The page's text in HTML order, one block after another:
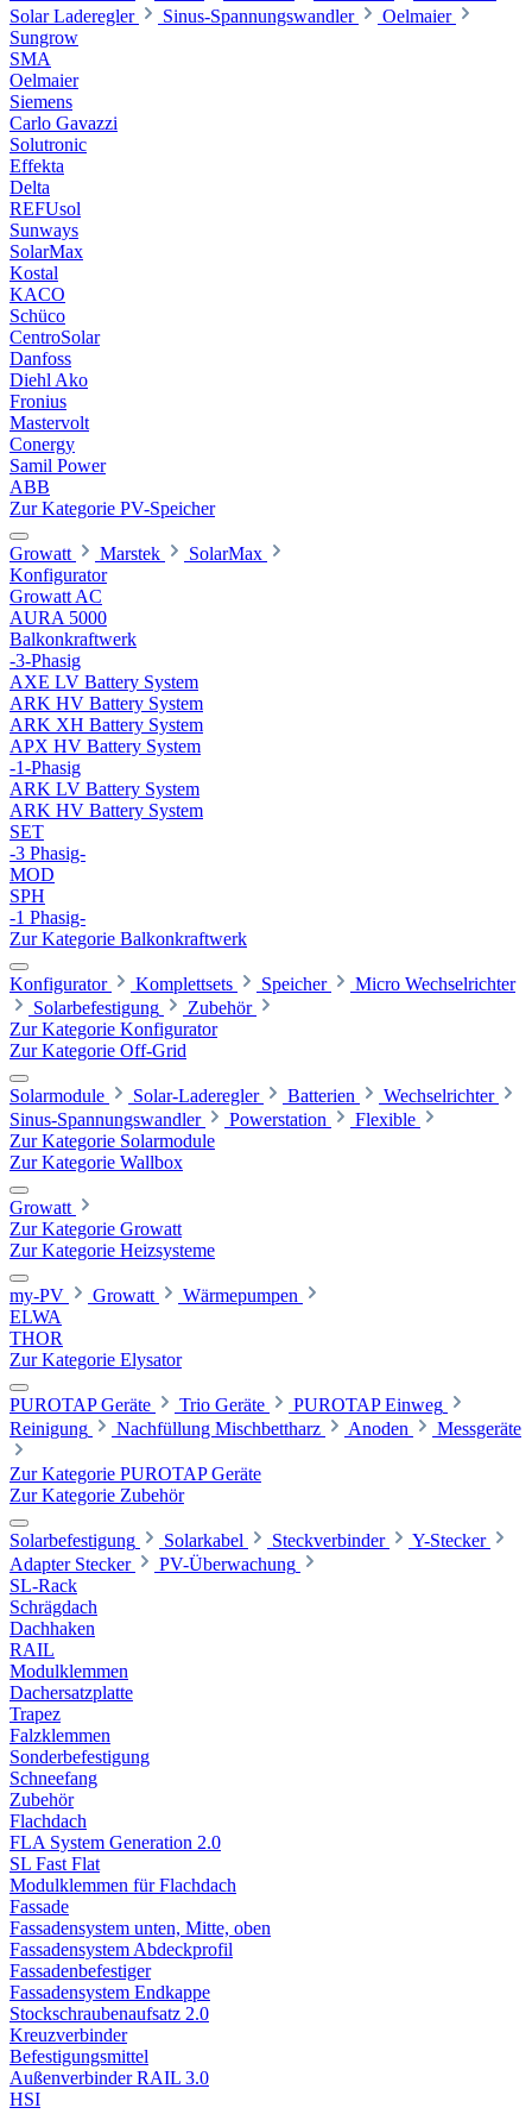
Solar Laderegler
Sinus-Spannungswandler
Oelmaier
Sungrow
SMA
Oelmaier
Siemens
Carlo Gavazzi
Solutronic
Effekta
Delta
REFUsol
Sunways
SolarMax
Kostal
KACO
Schüco
CentroSolar
Danfoss
Diehl Ako
Fronius
Mastervolt
Conergy
Samil Power
ABB
Zur Kategorie PV-Speicher
Growatt Marstek
SolarMax
Konfigurator
Growatt AC
AURA 5000
Balkonkraftwerk
-3-Phasig
AXE LV Battery System
ARK HV Battery System
ARK XH Battery System
APX HV Battery System
-1-Phasig
ARK LV Battery System
ARK HV Battery System
SET
-3 Phasig-
MOD
SPH
-1 Phasig-
Zur Kategorie Balkonkraftwerk
Konfigurator Komplettsets Speicher
Micro Wechselrichter
Solarbefestigung
Zubehör
Zur Kategorie Konfigurator
Zur Kategorie Off-Grid
Solarmodule Solar-Laderegler Batterien
Wechselrichter
Sinus-Spannungswandler
Powerstation
Flexible
Zur Kategorie Solarmodule
Zur Kategorie Wallbox
Growatt
Zur Kategorie Growatt
Zur Kategorie Heizsysteme
my-PV Growatt
Wärmepumpen
ELWA
THOR
Zur Kategorie Elysator
PUROTAP Geräte Trio Geräte
PUROTAP Einweg
Reinigung
Nachfüllung Mischbettharz Anoden Messgeräte
Zur Kategorie PUROTAP Geräte
Zur Kategorie Zubehör
Solarbefestigung Solarkabel Steckverbinder
Y-Stecker
Adapter Stecker
PV-Überwachung
SL-Rack
Schrägdach
Dachhaken
RAIL
Modulklemmen
Dachersatzplatte
Trapez
Falzklemmen
Sonderbefestigung
Schneefang
Zubehör
Flachdach
FLA System Generation 2.0
SL Fast Flat
Modulklemmen für Flachdach
Fassade
Fassadensystem unten, Mitte, oben
Fassadensystem Abdeckprofil
Fassadenbefestiger
Fassadensystem Endkappe
Stockschrauben­aufsatz 2.0
Kreuzverbinder
Befestigungsmittel
Außenverbinder RAIL 3.0
HSI